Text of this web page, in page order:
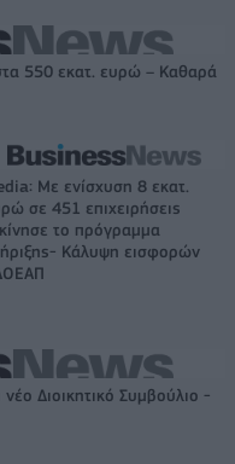
550 εκατ. ευρώ – Καθαρά
Με ενίσχυση 8 εκατ.
σε 451 επιχειρήσεις
το πρόγραμμα
Κάλυψη εισφορών
Διοικητικό Συμβούλιο -